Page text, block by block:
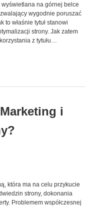
wyświetlana na górnej belce
wygodnie poruszać
to właśnie tytuł stanowi
strony. Jak zatem
z tytułu…
i
która ma na celu przykucie
strony, dokonania
Problemem współczesnej